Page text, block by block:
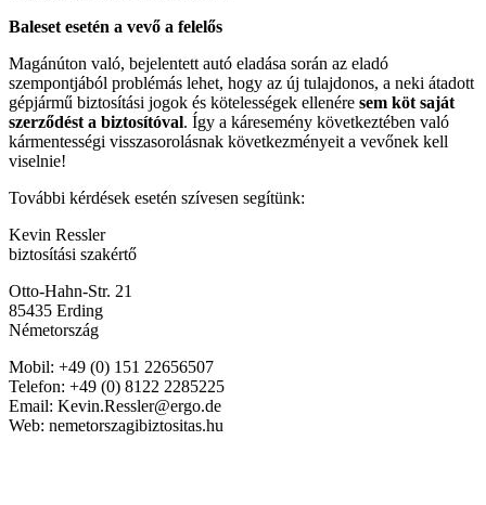
Baleset esetén a vevő a felelős
Magánúton való, bejelentett autó eladása során az eladó
szempontjából problémás lehet, hogy az új tulajdonos, a neki átadott
gépjármű biztosítási jogok és kötelességek ellenére sem köt saját
szerződést a biztosítóval. Így a káresemény következtében való
kármentességi visszasorolásnak következményeit a vevőnek kell
viselnie!
További kérdések esetén szívesen segítünk:
Kevin Ressler
biztosítási szakértő
Otto-Hahn-Str. 21
85435 Erding
Németország
Mobil: +49 (0) 151 22656507
Telefon: +49 (0) 8122 2285225
Email: Kevin.Ressler@ergo.de
Web: nemetorszagibiztositas.hu